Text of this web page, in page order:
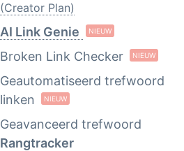
(Creator Plan)
AI Link Genie NIEUW
Broken Link Checker NIEUW
Geautomatiseerd trefwoord
linken
NIEUW
Geavanceerd trefwoord
Rangtracker